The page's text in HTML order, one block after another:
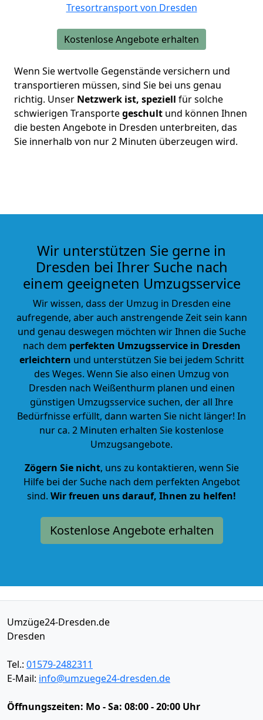
Tresortransport von Dresden
Kostenlose Angebote erhalten
Wenn Sie wertvolle Gegenstände versichern und
transportieren müssen, sind Sie bei uns genau
richtig. Unser Netzwerk ist, speziell für solche
schwierigen Transportegeschult und können Ihnen
die besten Angebote in Dresden unterbreiten, das
Sie innerhalb von nur 2 Minuten überzeugen wird.
Wir unterstützen Sie gerne in
Dresden bei Ihrer Suche nach
einem geeigneten Umzugsservice
Wir wissen, dass der Umzug in Dresden eine
aufregende, aber auch anstrengende Zeit sein kann
und genau deswegen möchten wir Ihnen die Suche
nach dem perfekten Umzugsservice in Dresden
erleichtern und unterstützen Sie bei jedem Schritt
des Weges. Wenn Sie also einen Umzug von
Dresden nach Weißenthurm planen und einen
günstigen Umzugsservice suchen, der all Ihre
Bedürfnisse erfüllt, dann warten Sie nicht länger! In
nur ca. 2 Minuten erhalten Sie kostenlose
Umzugsangebote.
Zögern Sie nicht, uns zu kontaktieren, wenn Sie
Hilfe bei der Suche nach dem perfekten Angebot
sind. Wir freuen uns darauf, Ihnen zu helfen!
Kostenlose Angebote erhalten
Umzüge24-Dresden.de
Dresden
Tel.: 01579-2482311
E-Mail: info@umzuege24-dresden.de
Öffnungszeiten: Mo - Sa: 08:00 - 20:00 Uhr